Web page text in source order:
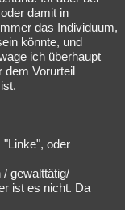
damit in
das Individuum,
könnte, und
ich überhaupt
dem Vorurteil
"Linke", oder
gewalttätig/
ist es nicht. Da